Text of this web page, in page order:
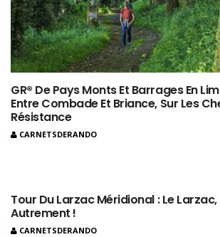
GR® De Pays Monts Et Barrages En
Entre Combade Et Briance, Sur Les
Résistance
CARNETSDERANDO
Tour Du Larzac Méridional : Le
Autrement !
CARNETSDERANDO